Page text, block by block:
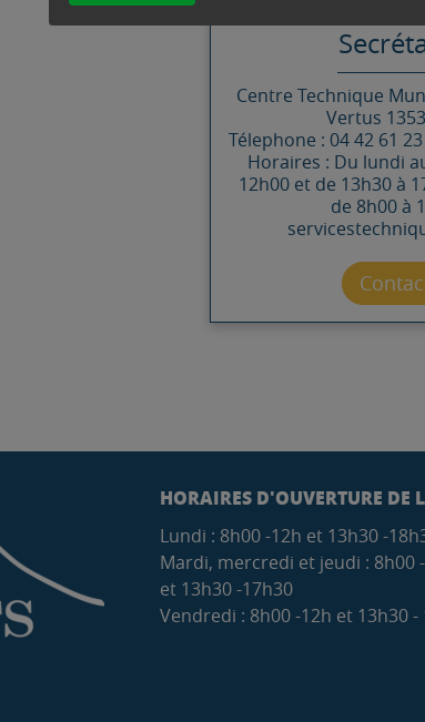
Centre Technique
Vertus
Télephone : 04 42 61
Horaires : Du lundi
12h00 et de 13h30 à
de 8h00 à
HORAIRES D'OUVERTURE DE
Lundi : 8h00 -12h et 13h30 -
Mardi, mercredi et jeudi : 8h00
et 13h30 -17h30
Vendredi : 8h00 -12h et 13h30 -